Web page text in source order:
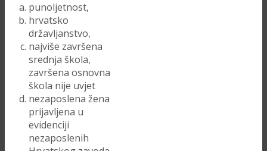
punoljetnost,
hrvatsko
državljanstvo,
najviše završena
srednja škola,
završena osnovna
škola nije uvjet
nezaposlena žena
prijavljena u
evidenciji
nezaposlenih